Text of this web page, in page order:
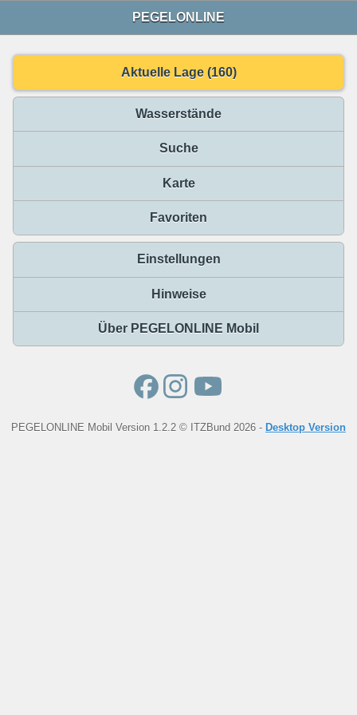
PEGELONLINE
Aktuelle Lage (160)
Wasserstände
Suche
Karte
Favoriten
Einstellungen
Hinweise
Über PEGELONLINE Mobil
PEGELONLINE Mobil Version 1.2.2 © ITZBund 2026 - Desktop Version